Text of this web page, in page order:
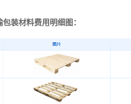
装材料费用明细图：